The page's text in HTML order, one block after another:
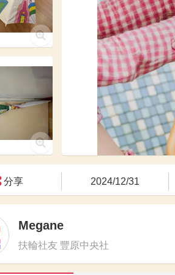
分享 2024/12/31
Megane
扶輪社友 豐原中央社